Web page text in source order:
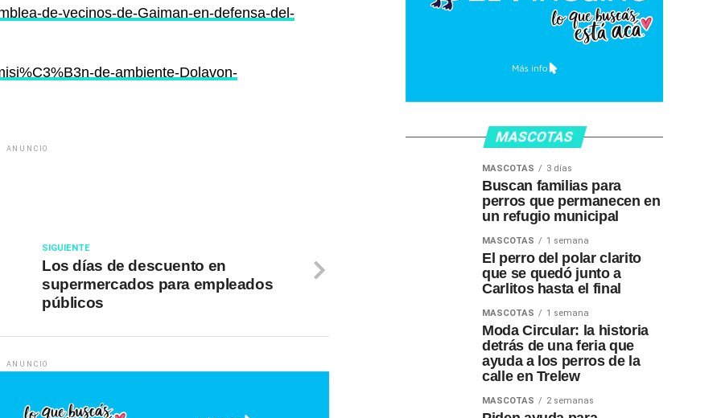
de-vecinos-de-Gaiman-en-defensa-del-
de-ambiente-Dolavon-
ANUNCIO
SIGUIENTE
Los días de descuento en
supermercados para empleados
públicos
ANUNCIO
MASCOTAS
MASCOTAS 3 días
Buscan familias para
perros que permanecen en
un refugio municipal
MASCOTAS 1 semana
El perro del polar clarito
que se quedó junto a
Carlitos hasta el final
MASCOTAS 1 semana
Moda Circular: la historia
detrás de una feria que
ayuda a los perros de la
calle en Trelew
MASCOTAS 2 semanas